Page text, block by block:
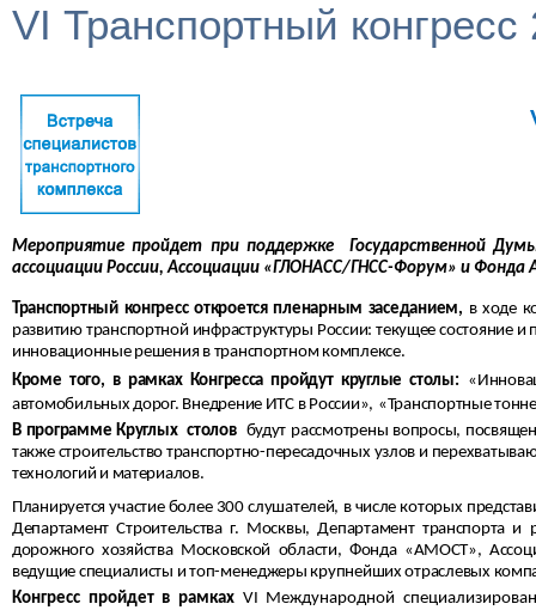
VI Транспортный конгресс
Мероприятие пройдет при поддержке Государственной
ассоциации России, Ассоциации «ГЛОНАСС/ГНСС-Форум» и Фонда
Транспортный конгресс откроется пленарным заседанием, в ходе
развитию транспортной инфраструктуры России: текущее состояние
инновационные решения в транспортном комплексе.
Кроме того, в рамках Конгресса пройдут круглые столы:
автомобильных дорог. Внедрение ИТС в России», «Транспортные
В программе Круглых столов будут рассмотрены вопросы,
также строительство транспортно-пересадочных узлов и
технологий и материалов.
Планируется участие более 300 слушателей, в числе которых
Департамент Строительства г. Москвы, Департамент транспорта
дорожного хозяйства Московской области, Фонда «АМОСТ»,
ведущие специалисты и топ-менеджеры крупнейших отраслевых
Конгресс пройдет в рамкахVI Международной